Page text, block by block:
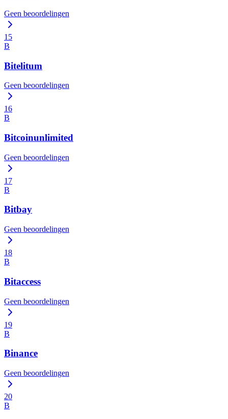
Geen beoordelingen
15
B
Bitelitum
Geen beoordelingen
16
B
Bitcoinunlimited
Geen beoordelingen
17
B
Bitbay
Geen beoordelingen
18
B
Bitaccess
Geen beoordelingen
19
B
Binance
Geen beoordelingen
20
B